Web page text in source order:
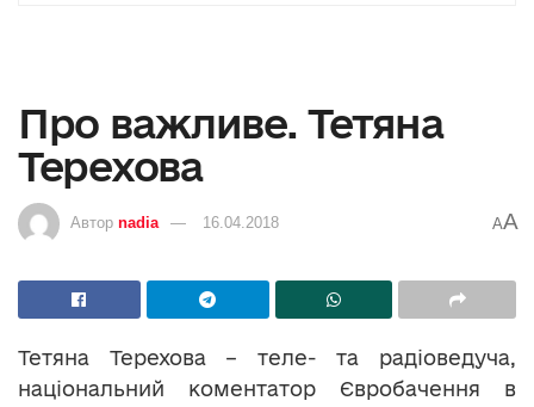
Про важливе. Тетяна
Терехова
Автор nadia 16.04.2018 AA
Тетяна Терехова – теле- та радіоведуча,
національний коментатор Євробачення в